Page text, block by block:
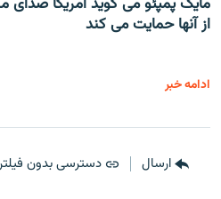
مایک پمپئو می گوید آمریکا صدای
از آنها حمایت می کند
ادامه خبر
ارسال دسترسی بدون